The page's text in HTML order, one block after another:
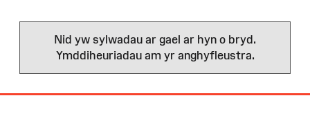
Nid yw sylwadau ar gael ar hyn o bryd.
Ymddiheuriadau am yr anghyfleustra.